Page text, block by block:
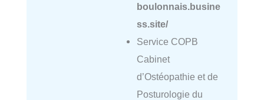
boulonnais.busine
ss.site/
Service COPB
Cabinet
d’Ostéopathie et de
Posturologie du